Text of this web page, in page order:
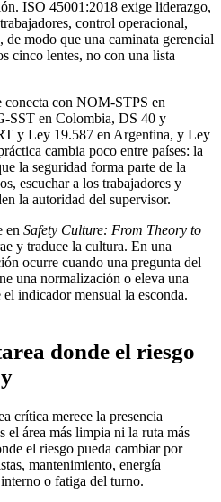
ISO 45001:2018 exige liderazgo,
control operacional,
modo que una caminata gerencial
cinco lentes, no con una lista
conecta con NOM-STPS en
SST en Colombia, DS 40 y
y Ley 19.587 en Argentina, y Ley
cambia poco entre países: la
la seguridad forma parte de la
escuchar a los trabajadores y
la autoridad del supervisor.
en Safety Culture: From Theory to
y traduce la cultura. En una
ocurre cuando una pregunta del
una normalización o eleva una
indicador mensual la esconda.
donde el riesgo
crítica merece la presencia
el área más limpia ni la ruta más
el riesgo pueda cambiar por
mantenimiento, energía
o fatiga del turno.